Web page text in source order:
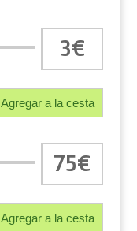
3€
Agregar a la cesta
75€
Agregar a la cesta